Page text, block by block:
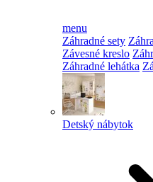
menu
Záhradné sety
Závesné kreslo
Záhradné lehátka
Detský nábytok